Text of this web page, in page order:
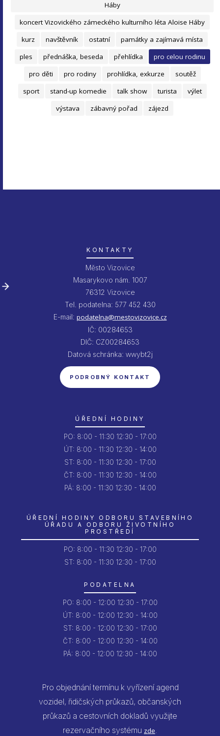
Háby
koncert Vizovického zámeckého kulturního léta Aloise Háby
kurz
navštěvník ostatní
památky a zajímavá místa
ples
přednáška, beseda přehlídka
pro celou rodinu
pro děti
pro rodiny prohlídka, exkurze
soutěž
sport
stand-up komedie talk show turista
výlet
výstava
zábavný pořad zájezd
KONTAKTY
Město Vizovice
Masarykovo nám. 1007
76312 Vizovice
Tel. podatelna: 577 452 430
E-mail: podatelna@mestovizovice.cz
IČ: 00284653
DIČ: CZ00284653
Datová schránka: wwybt2j
PODROBNÝ KONTAKT
ÚŘEDNÍ HODINY
PO: 8:00 - 11:30 12:30 - 17:00
ÚT: 8:00 - 11:30 12:30 - 14:00
ST: 8:00 - 11:30 12:30 - 17:00
ČT: 8:00 - 11:30 12:30 - 14:00
PÁ: 8:00 - 11:30 12:30 - 14:00
ÚŘEDNÍ HODINY ODBORU STAVEBNÍHO
ÚŘADU A ODBORU ŽIVOTNÍHO
PROSTŘEDÍ
PO: 8:00 - 11:30 12:30 - 17:00
ST: 8:00 - 11:30 12:30 - 17:00
PODATELNA
PO: 8:00 - 12:00 12:30 - 17:00
ÚT: 8:00 - 12:00 12:30 - 14:00
ST: 8:00 - 12:00 12:30 - 17:00
ČT: 8:00 - 12:00 12:30 - 14:00
PÁ: 8:00 - 12:00 12:30 - 14:00
Pro objednání termínu k vyřízení agend
vozidel, řidičských průkazů, občanských
průkazů a cestovních dokladů využijte
rezervačního systému zde.